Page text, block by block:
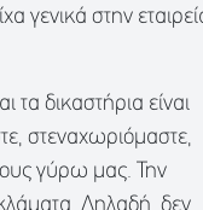
γενικά στην
τα δικαστήρια είναι
στεναχωριόμαστε,
γύρω μας. Την